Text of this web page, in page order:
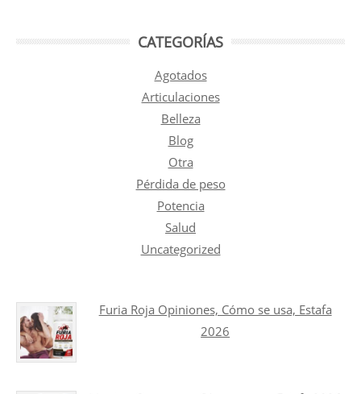
CATEGORÍAS
Agotados
Articulaciones
Belleza
Blog
Otra
Pérdida de peso
Potencia
Salud
Uncategorized
Furia Roja Opiniones, Cómo se usa, Estafa
2026